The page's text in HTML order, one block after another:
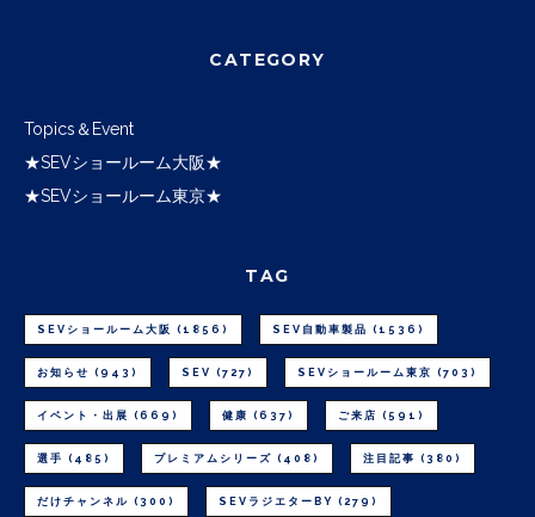
CATEGORY
Topics＆Event
★SEVショールーム大阪★
★SEVショールーム東京★
TAG
SEVショールーム大阪 (1856) SEV自動車製品 (1536)
お知らせ (943) SEV (727) SEVショールーム東京 (703)
イベント・出展 (669) 健康 (637) ご来店 (591)
選手 (485) プレミアムシリーズ (408) 注目記事 (380)
だけチャンネル (300) SEVラジエターBY (279)